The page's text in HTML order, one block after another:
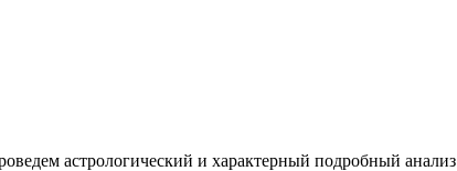
астрологический и характерный подробный анализ